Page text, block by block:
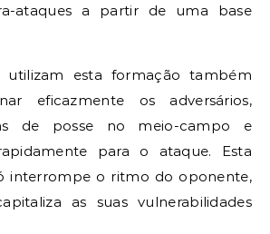
ataques a partir de uma base
utilizam esta formação também
eficazmente os adversários,
de posse no meio-campo e
para o ataque. Esta
interrompe o ritmo do oponente,
as suas vulnerabilidades